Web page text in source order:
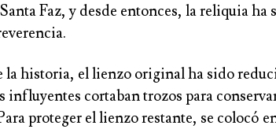
Faz, y desde entonces, la reliquia ha
la historia, el lienzo original ha sido
influyentes cortaban trozos para
proteger el lienzo restante, se colocó